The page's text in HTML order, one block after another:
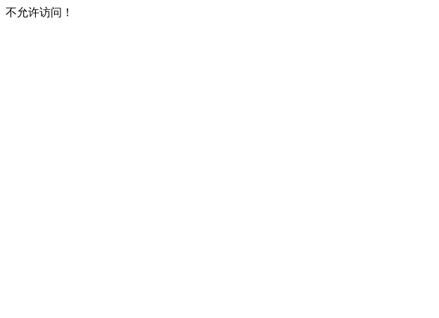
不允许访问！